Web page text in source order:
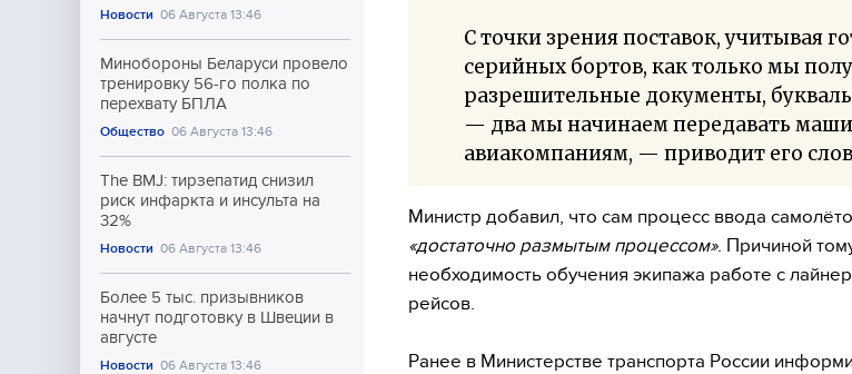
Новости 06 Августа 13:46
Минобороны Беларуси провело
тренировку 56-го полка по
перехвату БПЛА
Общество 06 Августа 13:46
The BMJ: тирзепатид снизил
риск инфаркта и инсульта на
32%
Новости 06 Августа 13:46
Более 5 тыс. призывников
начнут подготовку в Швеции в
августе
Новости 06 Августа 13:46
С точки зрения поставок, учитывая
серийных бортов, как только мы
разрешительные документы,
— два мы начинаем передавать
авиакомпаниям, — приводит его
Министр добавил, что сам процесс ввода
«достаточно размытым процессом». Причиной
необходимость обучения экипажа работе с
рейсов.
Ранее в Министерстве транспорта России